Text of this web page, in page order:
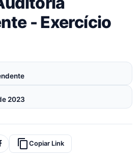
- Exercício
2023
content_copy Copiar Link